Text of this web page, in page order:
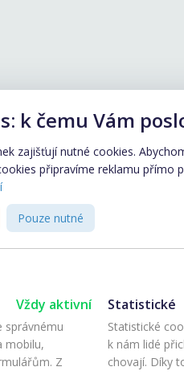
k čemu Vám
zajišťují nutné cookies.
připravíme reklamu přímo
Pouze nutné
Vždy aktivní
správnému
mobilu,
Z
Statistické
Statistické
k nám lidé
chovají. Díky